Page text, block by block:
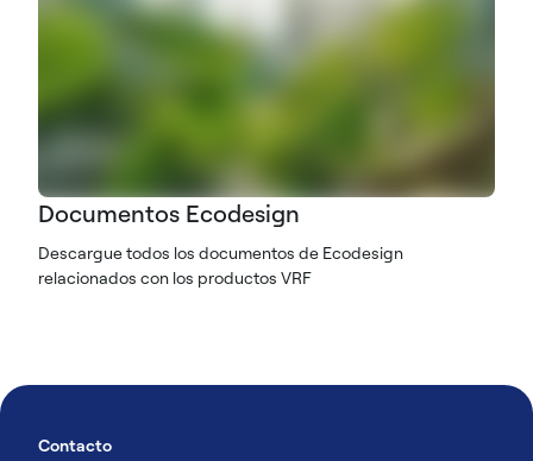
Documentos Ecodesign
Descargue todos los documentos de Ecodesign
relacionados con los productos VRF
Contacto